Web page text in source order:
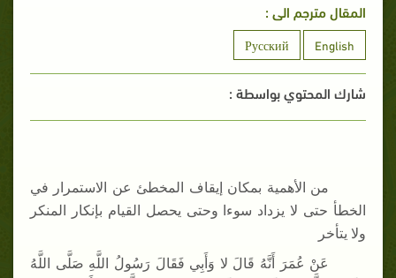
المقال مترجم الى :
English
Русский
شارك المحتوي بواسطة :
من الأهمية بمكان إيقاف المخطئ عن الاستمرار في
الخطأ حتى لا يزداد سوءا وحتى يحصل القيام بإنكار المنكر
ولا يتأخر
عَنْ عُمَرَ أَنَّهُ قَالَ لا وَأَبِي فَقَالَ رَسُولُ اللَّهِ صَلَّى اللَّهُ